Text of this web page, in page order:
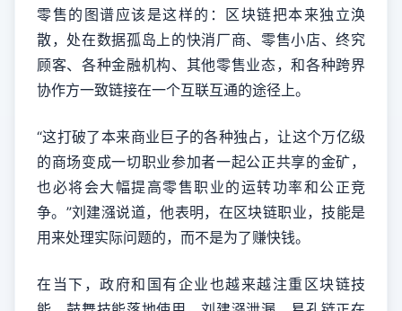
零售的图谱应该是这样的：区块链把本来独立涣
散，处在数据孤岛上的快消厂商、零售小店、终究
顾客、各种金融机构、其他零售业态，和各种跨界
协作方一致链接在一个互联互通的途径上。
“这打破了本来商业巨子的各种独占，让这个万亿级
的商场变成一切职业参加者一起公正共享的金矿，
也必将会大幅提高零售职业的运转功率和公正竞
争。”刘建漒说道，他表明，在区块链职业，技能是
用来处理实际问题的，而不是为了赚快钱。
在当下，政府和国有企业也越来越注重区块链技